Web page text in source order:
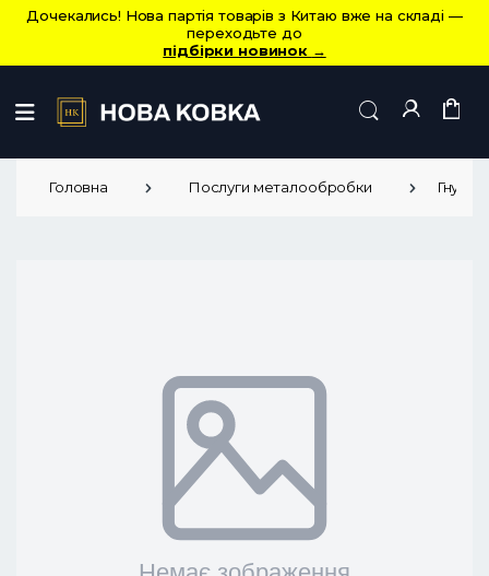
Дочекались! Нова партія товарів з Китаю вже на складі —
переходьте до
підбірки новинок →
Головна Послуги металообробки